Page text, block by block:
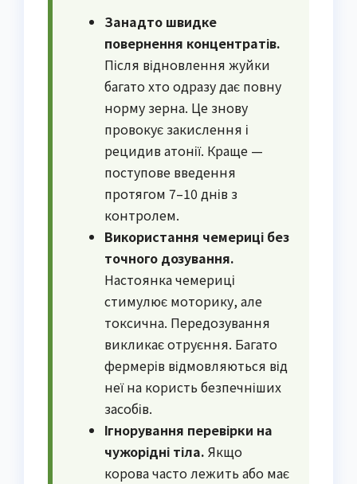
Занадто швидке
повернення концентратів.
Після відновлення жуйки
багато хто одразу дає повну
норму зерна. Це знову
провокує закислення і
рецидив атонії. Краще —
поступове введення
протягом 7–10 днів з
контролем.
Використання чемериці без
точного дозування.
Настоянка чемериці
стимулює моторику, але
токсична. Передозування
викликає отруєння. Багато
фермерів відмовляються від
неї на користь безпечніших
засобів.
Ігнорування перевірки на
чужорідні тіла. Якщо
корова часто лежить або має